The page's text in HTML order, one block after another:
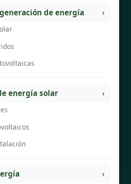
de energía
energía solar